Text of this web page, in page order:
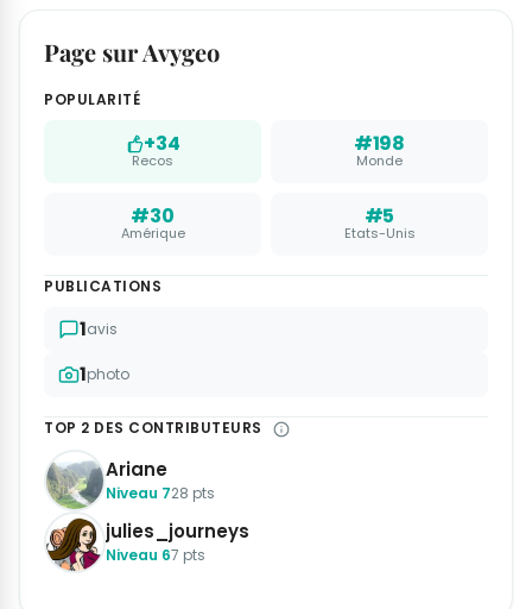
Page sur Avygeo
POPULARITÉ
+34
Recos
#198
Monde
#30
Amérique
#5
Etats-Unis
PUBLICATIONS
1avis
1photo
TOP 2 DES CONTRIBUTEURS
Ariane
Niveau 728 pts
julies_journeys
Niveau 67 pts